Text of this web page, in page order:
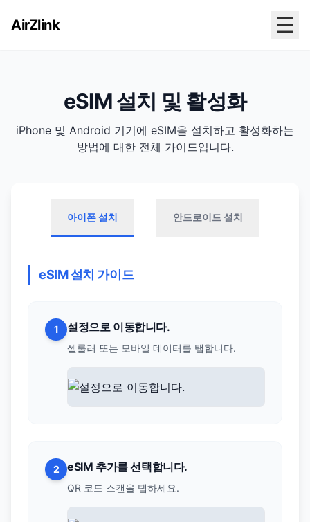
AirZlink
eSIM 설치 및 활성화
iPhone 및 Android 기기에 eSIM을 설치하고 활성화하는
방법에 대한 전체 가이드입니다.
아이폰 설치 안드로이드 설치
eSIM 설치 가이드
1 설정으로 이동합니다.
셀룰러 또는 모바일 데이터를 탭합니다.
2 eSIM 추가를 선택합니다.
QR 코드 스캔을 탭하세요.